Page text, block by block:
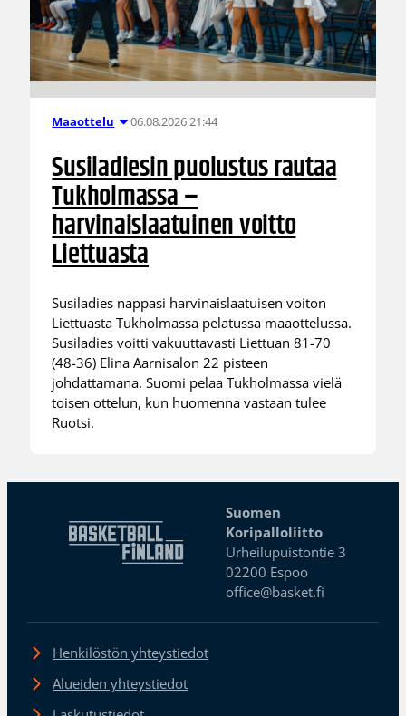
Maaottelu 06.08.2026 21:44
Susiladiesin puolustus rautaa
Tukholmassa –
harvinaislaatuinen voitto
Liettuasta
Susiladies nappasi harvinaislaatuisen voiton
Liettuasta Tukholmassa pelatussa maaottelussa.
Susiladies voitti vakuuttavasti Liettuan 81-70
(48-36) Elina Aarnisalon 22 pisteen
johdattamana. Suomi pelaa Tukholmassa vielä
toisen ottelun, kun huomenna vastaan tulee
Ruotsi.
Suomen
Koripalloliitto
Urheilupuistontie 3
02200 Espoo
office@basket.fi
Henkilöstön yhteystiedot
Alueiden yhteystiedot